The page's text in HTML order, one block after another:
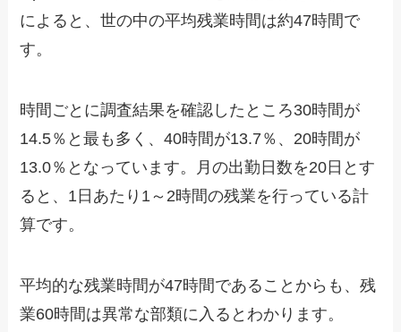
によると、世の中の平均残業時間は約47時間で
す。
時間ごとに調査結果を確認したところ30時間が
14.5％と最も多く、40時間が13.7％、20時間が
13.0％となっています。月の出勤日数を20日とす
ると、1日あたり1～2時間の残業を行っている計
算です。
平均的な残業時間が47時間であることからも、残
業60時間は異常な部類に入るとわかります。